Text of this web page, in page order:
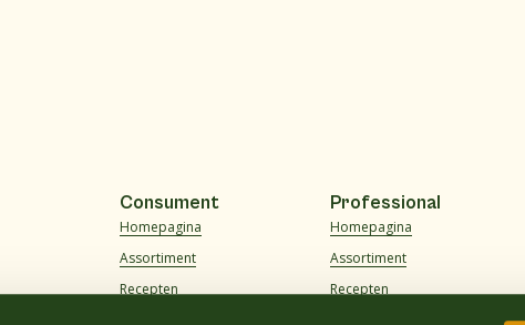
Consument
Homepagina
Assortiment
Recepten
Professional
Homepagina
Assortiment
Recepten